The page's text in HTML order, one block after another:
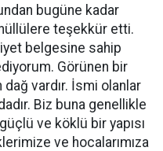
bugüne kadar
teşekkür etti.
belgesine sahip
Görünen bir
vardır. İsmi olanlar
Biz buna genellikle
ve köklü bir yapısı
ve hocalarımıza